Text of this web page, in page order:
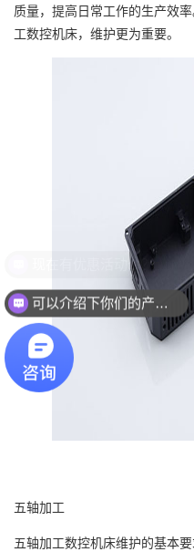
质量，提高日常工作的生产效
工数控机床，维护更为重要。
五轴加工
五轴加工数控机床维护的基本要
可以介绍下你们的产品么？
现在有优惠活动么？